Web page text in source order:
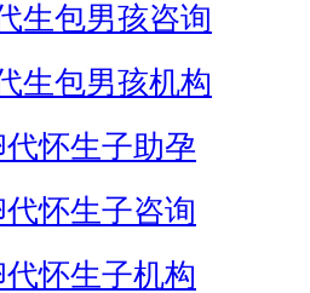
生包男孩咨询
生包男孩机构
代怀生子助孕
代怀生子咨询
代怀生子机构